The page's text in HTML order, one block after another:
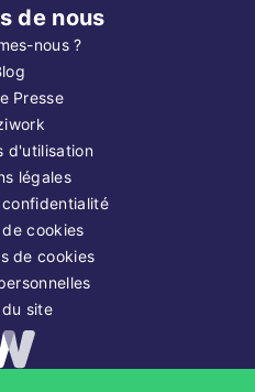
de nous
nous ?
Presse
d'utilisation
légales
cookies
de cookies
du site